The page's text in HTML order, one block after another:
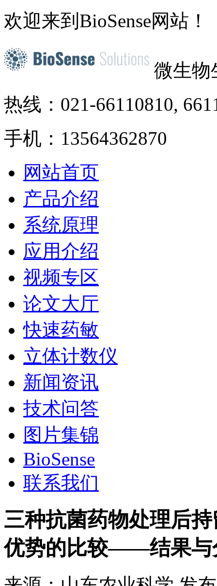
欢迎来到BioSense网站！
微生物
热线：021-66110810,
手机：13564362870
网站首页
产品介绍
系统原理
应用介绍
视频专区
论文大厅
快速药敏
立体计数仪
新闻资讯
技术问答
图片集锦
BioSense
联系我们
三种抗菌药物处理后
优势的比较——结果与